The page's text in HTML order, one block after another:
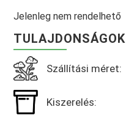
Jelenleg nem rendelhető
TULAJDONSÁGOK
Szállítási méret:
Kiszerelés: